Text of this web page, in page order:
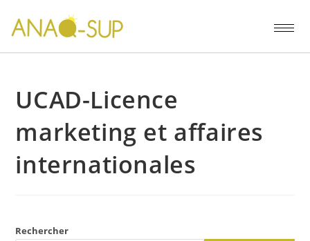
UCAD-Licence
marketing et affaires
internationales
Rechercher